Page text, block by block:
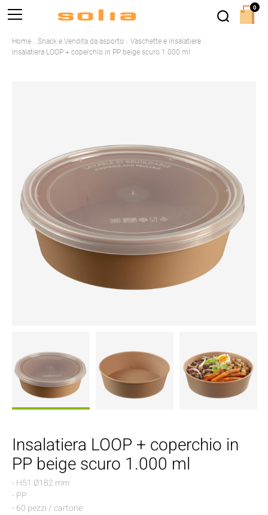
Home Snack e Vendita da asporto
Vaschette e insalatiere
Insalatiera LOOP + coperchio in PP beige scuro 1.000 ml
Insalatiera LOOP + coperchio in
PP beige scuro 1.000 ml
- H51 Ø182 mm
- PP
- 60 pezzi / cartone
0